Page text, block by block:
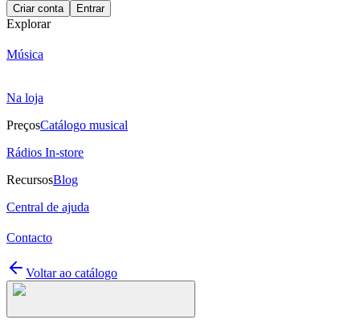
Criar conta Entrar
Explorar
Música
Na loja
PreçosCatálogo musical
Rádios In-store
RecursosBlog
Central de ajuda
Contacto
Voltar ao catálogo